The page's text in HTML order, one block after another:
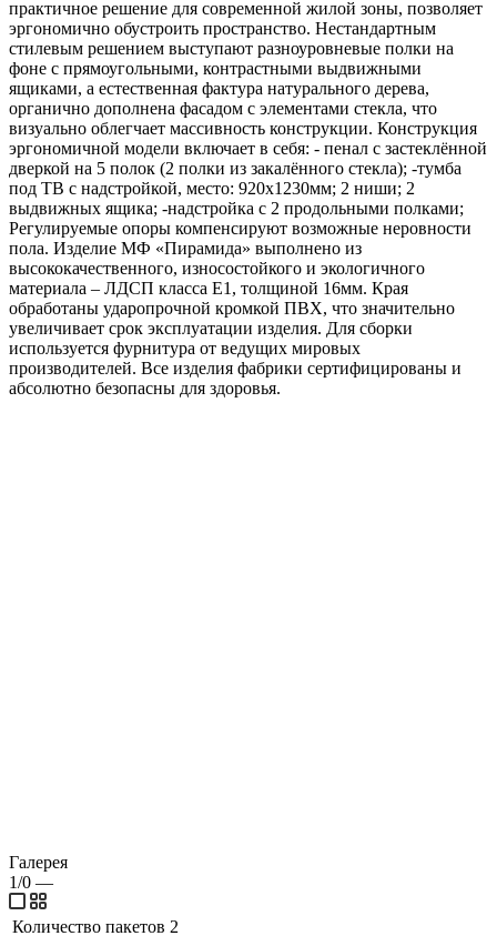
практичное решение для современной жилой зоны, позволяет
эргономично обустроить пространство. Нестандартным
стилевым решением выступают разноуровневые полки на
фоне с прямоугольными, контрастными выдвижными
ящиками, а естественная фактура натурального дерева,
органично дополнена фасадом с элементами стекла, что
визуально облегчает массивность конструкции. Конструкция
эргономичной модели включает в себя: - пенал с застеклённой
дверкой на 5 полок (2 полки из закалённого стекла); -тумба
под ТВ с надстройкой, место: 920х1230мм; 2 ниши; 2
выдвижных ящика; -надстройка с 2 продольными полками;
Регулируемые опоры компенсируют возможные неровности
пола. Изделие МФ «Пирамида» выполнено из
высококачественного, износостойкого и экологичного
материала – ЛДСП класса Е1, толщиной 16мм. Края
обработаны ударопрочной кромкой ПВХ, что значительно
увеличивает срок эксплуатации изделия. Для сборки
используется фурнитура от ведущих мировых
производителей. Все изделия фабрики сертифицированы и
абсолютно безопасны для здоровья.
Галерея
1/0 —
Количество пакетов 2